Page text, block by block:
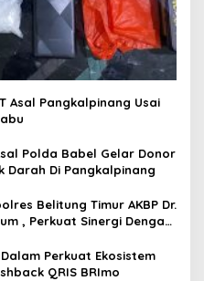
Asal Pangkalpinang Usai
Polda Babel Gelar Donor
Darah Di Pangkalpinang
Belitung Timur AKBP Dr.
, Perkuat Sinergi Dengan
Perkuat Ekosistem
QRIS BRImo